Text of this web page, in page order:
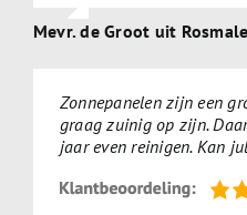
Mevr. de Groot uit
Zonnepanelen zijn een
graag zuinig op zijn.
jaar even reinigen. Kan